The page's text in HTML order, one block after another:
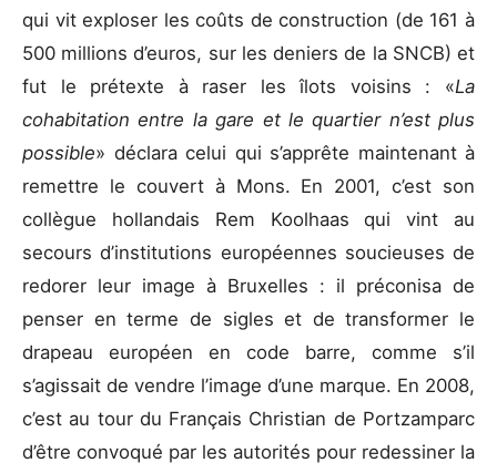
qui vit exploser les coûts de construction (de 161 à
500 millions d’euros, sur les deniers de la SNCB) et
fut le prétexte à raser les îlots voisins : «La
cohabitation entre la gare et le quartier n’est plus
possible» déclara celui qui s’apprête maintenant à
remettre le couvert à Mons. En 2001, c’est son
collègue hollandais Rem Koolhaas qui vint au
secours d’institutions européennes soucieuses de
redorer leur image à Bruxelles : il préconisa de
penser en terme de sigles et de transformer le
drapeau européen en code barre, comme s’il
s’agissait de vendre l’image d’une marque. En 2008,
c’est au tour du Français Christian de Portzamparc
d’être convoqué par les autorités pour redessiner la